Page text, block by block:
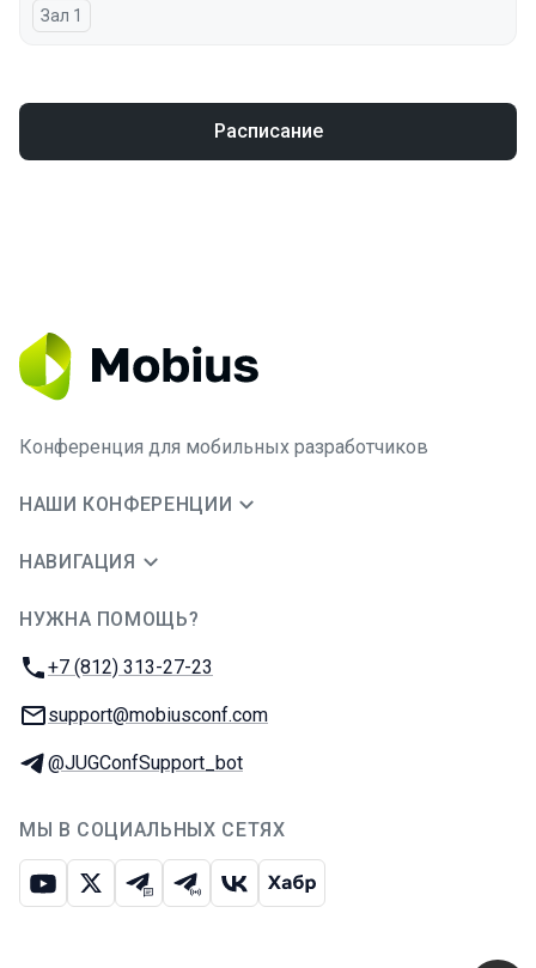
Зал 1
Расписание
Конференция для мобильных разработчиков
НАШИ КОНФЕРЕНЦИИ
НАВИГАЦИЯ
НУЖНА ПОМОЩЬ?
Телефон:
+7 (812) 313-27-23
E-mail:
support@mobiusconf.com
Телеграм:
@JUGConfSupport_bot
МЫ В СОЦИАЛЬНЫХ СЕТЯХ
ЮтубИкс Телеграм-чат
Телеграм-канал
ВКонтакте
Хабр